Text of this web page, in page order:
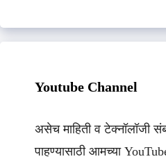
Youtube Channel
असेच माहिती व टेक्नॉलॉजी
पाहण्यासाठी आमच्या